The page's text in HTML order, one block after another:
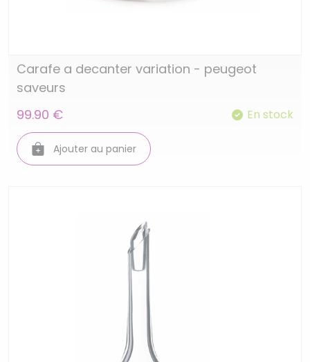
Carafe a decanter variation - peugeot
saveurs
99.90 €
En stock
Ajouter au panier